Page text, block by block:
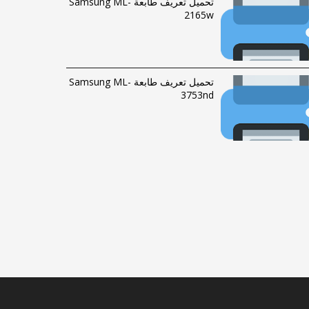
2165w
تحميل تعريف طابعة Samsung ML-
3753nd